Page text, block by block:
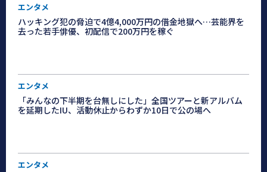
エンタメ
ハッキング犯の脅迫で4億4,000万円の借金地獄へ…芸能界を
去った若手俳優、初配信で200万円を稼ぐ
エンタメ
「みんなの下半期を台無しにした」全国ツアーと新アルバム
を延期したIU、活動休止からわずか10日で公の場へ
エンタメ